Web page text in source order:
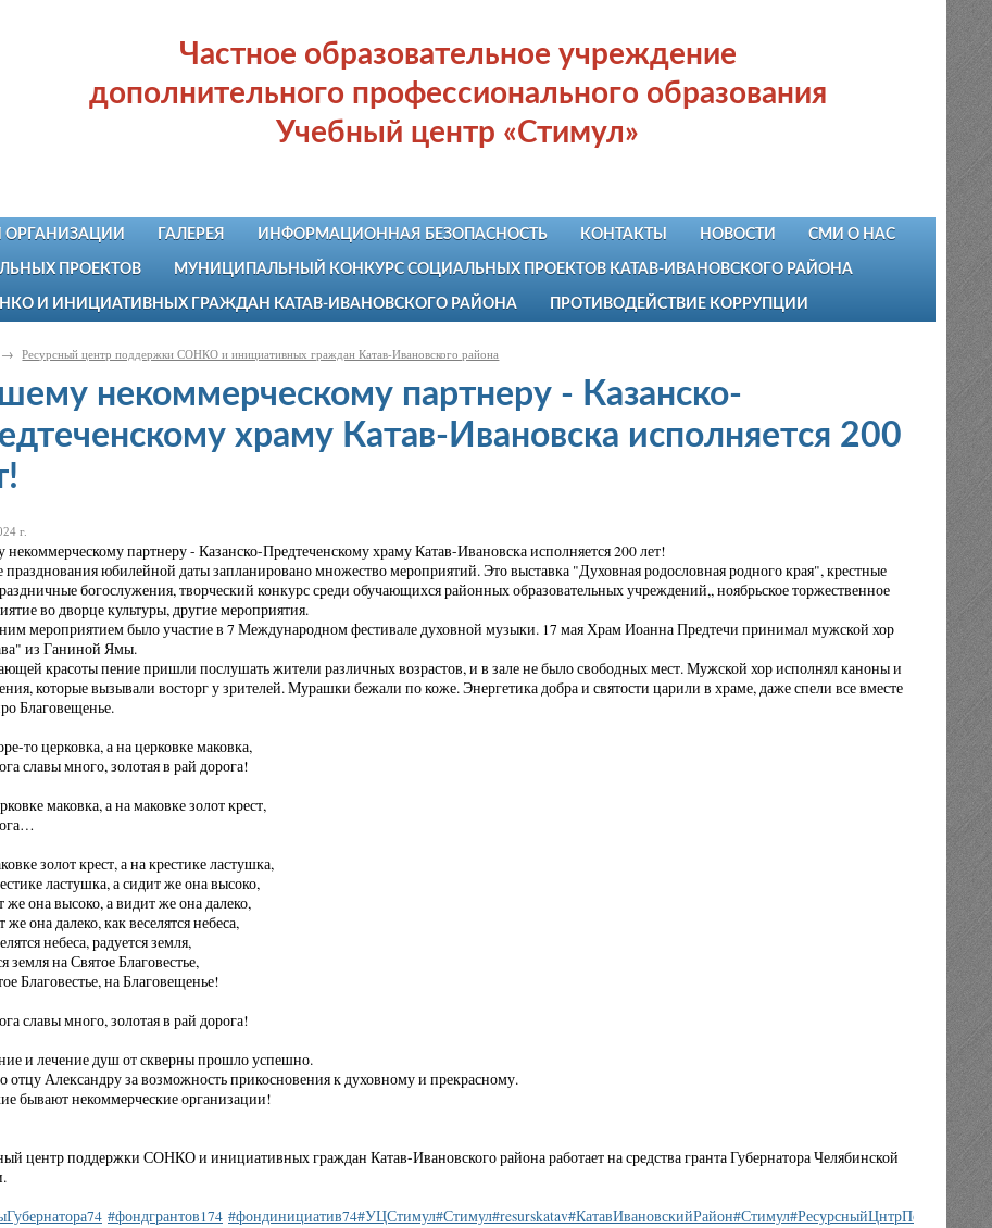
Частное образовательное учреждение
дополнительного профессионального образования
Учебный центр «Стимул»
ОРГАНИЗАЦИИ ГАЛЕРЕЯ ИНФОРМАЦИОННАЯ БЕЗОПАСНОСТЬ КОНТАКТЫ НОВОСТИ СМИ О НАС
ПРОЕКТОВ МУНИЦИПАЛЬНЫЙ КОНКУРС СОЦИАЛЬНЫХ ПРОЕКТОВ КАТАВ-ИВАНОВСКОГО РАЙОНА
И ИНИЦИАТИВНЫХ ГРАЖДАН КАТАВ-ИВАНОВСКОГО РАЙОНА ПРОТИВОДЕЙСТВИЕ КОРРУПЦИИ
→ Ресурсный центр поддержки СОНКО и инициативных граждан Катав-Ивановского района
некоммерческому партнеру - Казанско-
храму Катав-Ивановска исполняется 200
г.
партнеру - Казанско-Предтеченскому храму Катав-Ивановска исполняется 200 лет!
празднования юбилейной даты запланировано множество мероприятий. Это выставка "Духовная родословная родного края", крестные
богослужения, творческий конкурс среди обучающихся районных образовательных учреждений,, ноябрьское торжественное
во дворце культуры, другие мероприятия.
мероприятием было участие в 7 Международном фестивале духовной музыки. 17 мая Храм Иоанна Предтечи принимал мужской хор
из Ганиной Ямы.
красоты пение пришли послушать жители различных возрастов, и в зале не было свободных мест. Мужской хор исполнял каноны и
которые вызывали восторг у зрителей. Мурашки бежали по коже. Энергетика добра и святости царили в храме, даже спели все вместе
Благовещенье.
то церковка, а на церковке маковка,
славы много, золотая в рай дорога!
маковка, а на маковке золот крест,
золот крест, а на крестике ластушка,
ластушка, а сидит же она высоко,
же она высоко, а видит же она далеко,
она далеко, как веселятся небеса,
небеса, радуется земля,
земля на Святое Благовестье,
Благовестье, на Благовещенье!
славы много, золотая в рай дорога!
и лечение душ от скверны прошло успешно.
отцу Александру за возможность прикосновения к духовному и прекрасному.
бывают некоммерческие организации!
центр поддержки СОНКО и инициативных граждан Катав-Ивановского района работает на средства гранта Губернатора Челябинской
#фондгрантов174 #фондинициатив74#УЦСтимул#Стимул#resurskatav#КатавИвановскийРайон#Стимул